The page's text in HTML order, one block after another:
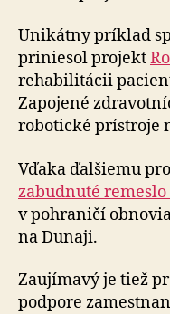
Unikátny príklad
priniesol projekt
rehabilitácii
Zapojené
robotické prístroje
Vďaka ďalšiemu
zabudnuté
v pohraničí
na Dunaji.
Zaujímavý je tiež
podpore